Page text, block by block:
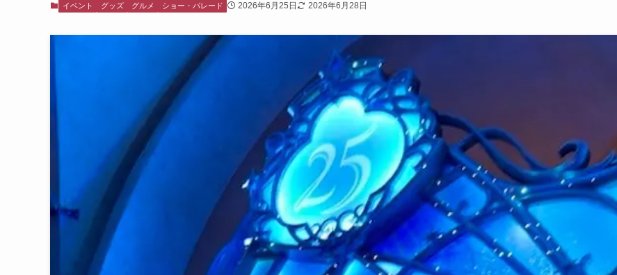
イベント グッズ グルメ ショー・パレード 2026年6月25日 2026年6月28日